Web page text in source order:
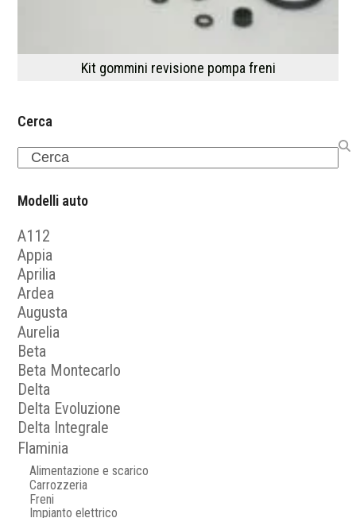
Kit gommini revisione pompa freni
Cerca
Search
Modelli auto
A112
Appia
Aprilia
Ardea
Augusta
Aurelia
Beta
Beta Montecarlo
Delta
Delta Evoluzione
Delta Integrale
Flaminia
Alimentazione e scarico
Carrozzeria
Freni
Impianto elettrico